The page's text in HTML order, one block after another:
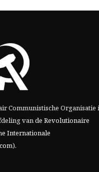
Communistische Organisatie
vande Revolutionaire
Internationale
.